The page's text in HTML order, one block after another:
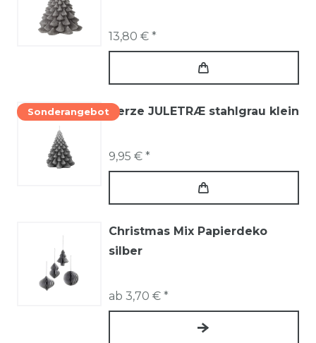
13,80 € *
SonderangebotKerze JULETRÆ stahlgrau klein
9,95 € *
Christmas Mix Papierdeko
silber
ab 3,70 € *